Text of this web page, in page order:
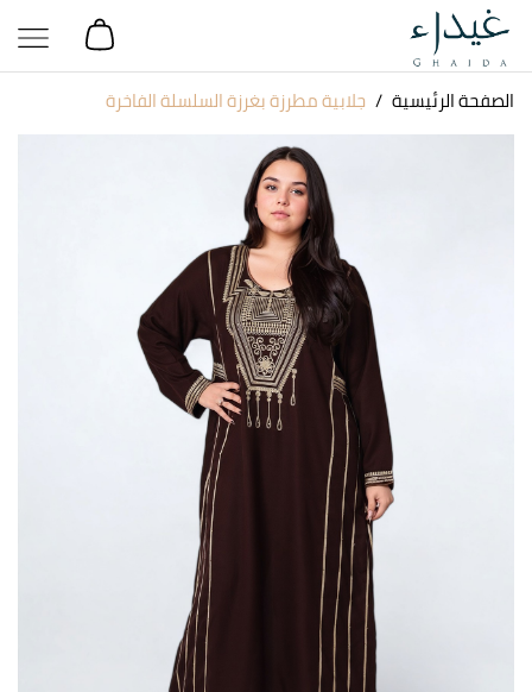
الصفحة الرئيسية جلابية مطرزة بغرزة السلسلة الفاخرة